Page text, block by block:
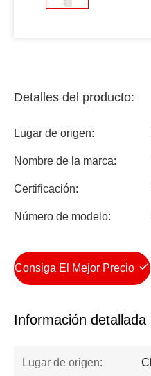
Detalles del producto:
Lugar de origen:
Nombre de la marca:
Certificación:
Número de modelo:
Consiga El Mejor Precio
Información detallada
Lugar de origen: